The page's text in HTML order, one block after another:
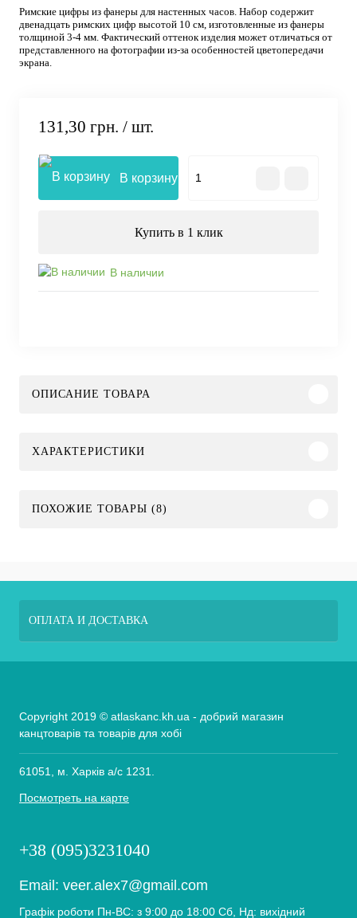
Римские цифры из фанеры для настенных часов. Набор содержит
двенадцать римских цифр высотой 10 см, изготовленные из фанеры
толщиной 3-4 мм. Фактический оттенок изделия может отличаться от
представленного на фотографии из-за особенностей цветопередачи
экрана.
131,30 грн. / шт.
В корзину
Купить в 1 клик
В наличии
ОПИСАНИЕ ТОВАРА
ХАРАКТЕРИСТИКИ
ПОХОЖИЕ ТОВАРЫ (8)
ОПЛАТА И ДОСТАВКА
Copyright 2019 © atlaskanc.kh.ua - добрий магазин
канцтоварів та товарів для хобі
61051, м. Харків а/с 1231.
Посмотреть на карте
+38 (095)3231040
Email: veer.alex7@gmail.com
Графік роботи Пн-ВС: з 9:00 до 18:00 Сб, Нд: вихідний